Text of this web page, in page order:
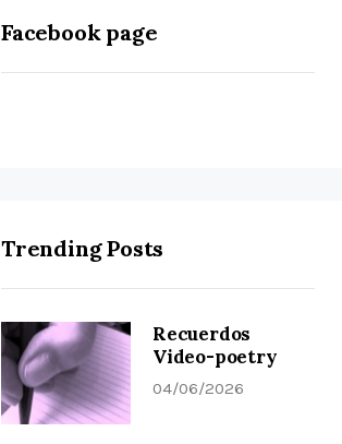
Facebook page
Trending Posts
Recuerdos
Video-poetry
04/06/2026